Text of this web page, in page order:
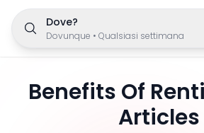
Dove?
Dovunque • Qualsiasi settimana
Benefits Of
Articles